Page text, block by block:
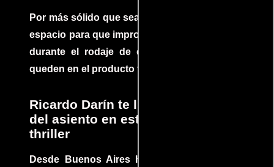
Por más sólido que sea un guión siempre hay
espacio para que improvisaciones que se dan
durante el rodaje de determinadas escenas
queden en el producto final.
Ricardo Darín te llevará al borde
del asiento en este increíble
thriller
Desde Buenos Aires hasta el mundo, Tesis